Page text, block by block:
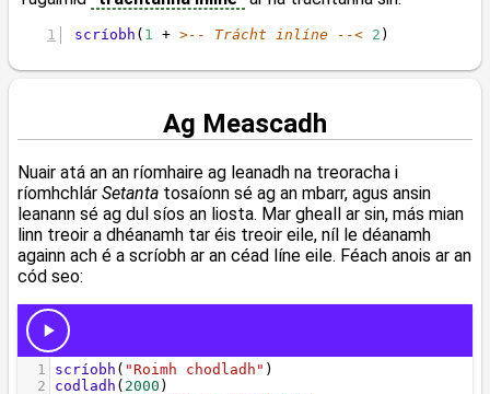
scríobh ( 1 + >-- Trácht inlíne --< 2 )
Ag Meascadh
Nuair atá an an ríomhaire ag leanadh na treoracha i
ríomhchlár Setanta tosaíonn sé ag an mbarr, agus ansin
leanann sé ag dul síos an liosta. Mar gheall ar sin, más mian
linn treoir a dhéanamh tar éis treoir eile, níl le déanamh
againn ach é a scríobh ar an céad líne eile. Féach anois ar an
cód seo: